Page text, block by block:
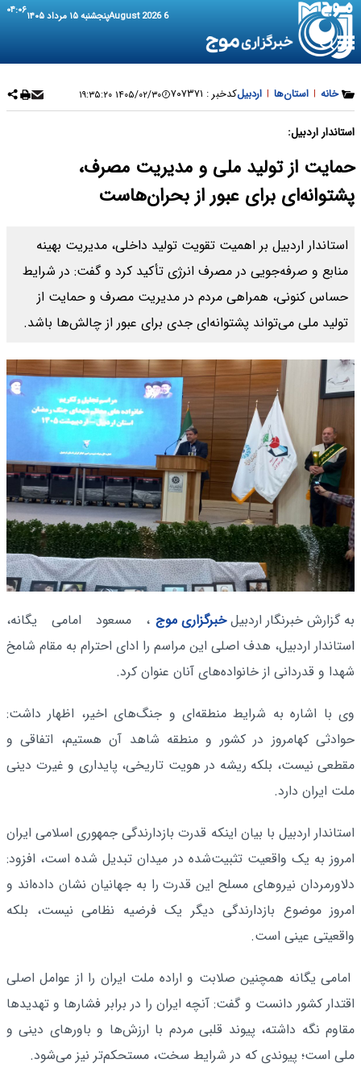
6 August 2026 پنجشنبه ۱۵ مرداد ۱۴۰۵ ۰۴:۰۶
خانه | استان‌ها | اردبیلکدخبر : ۷۰۷۳۷۱ ۱۴۰۵/۰۲/۳۰ ۱۹:۳۵:۲۰
استاندار اردبیل:
حمایت از تولید ملی و مدیریت مصرف،
پشتوانه‌ای برای عبور از بحران‌هاست
استاندار اردبیل بر اهمیت تقویت تولید داخلی، مدیریت بهینه
منابع و صرفه‌جویی در مصرف انرژی تأکید کرد و گفت: در شرایط
حساس کنونی، همراهی مردم در مدیریت مصرف و حمایت از
تولید ملی می‌تواند پشتوانه‌ای جدی برای عبور از چالش‌ها باشد.
به گزارش خبرنگار اردبیلخبرگزاری موج ، مسعود امامی یگانه،
استاندار اردبیل، هدف اصلی این مراسم را ادای احترام به مقام شامخ
شهدا و قدردانی از خانواده‌های آنان عنوان کرد.
وی با اشاره به شرایط منطقه‌ای و جنگ‌های اخیر، اظهار داشت:
حوادثی کهامروز در کشور و منطقه شاهد آن هستیم، اتفاقی و
مقطعی نیست، بلکه ریشه در هویت تاریخی، پایداری و غیرت دینی
ملت ایران دارد.
استاندار اردبیل با بیان اینکه قدرت بازدارندگی جمهوری اسلامی ایران
امروز به یک واقعیت تثبیت‌شده در میدان تبدیل شده است، افزود:
دلاورمردان نیروهای مسلح این قدرت را به جهانیان نشان داده‌اند و
امروز موضوع بازدارندگی دیگر یک فرضیه نظامی نیست، بلکه
واقعیتی عینی است.
امامی یگانه همچنین صلابت و اراده ملت ایران را از عوامل اصلی
اقتدار کشور دانست و گفت: آنچه ایران را در برابر فشارها و تهدیدها
مقاوم نگه داشته، پیوند قلبی مردم با ارزش‌ها و باورهای دینی و
ملی است؛ پیوندی که در شرایط سخت، مستحکم‌تر نیز می‌شود.